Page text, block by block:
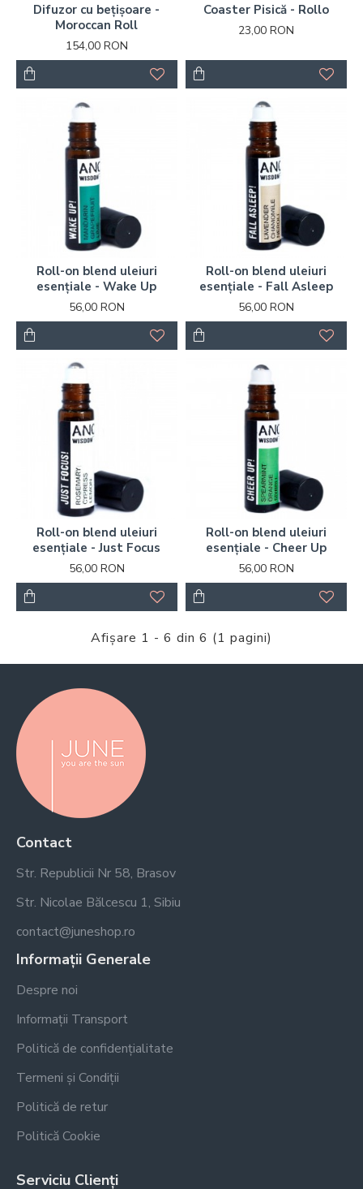
Difuzor cu bețișoare -
Moroccan Roll
154,00 RON
Coaster Pisică - Rollo
23,00 RON
Roll-on blend uleiuri
esențiale - Wake Up
56,00 RON
Roll-on blend uleiuri
esențiale - Fall Asleep
56,00 RON
Roll-on blend uleiuri
esențiale - Just Focus
56,00 RON
Roll-on blend uleiuri
esențiale - Cheer Up
56,00 RON
Afişare 1 - 6 din 6 (1 pagini)
Contact
Str. Republicii Nr 58, Brasov
Str. Nicolae Bălcescu 1, Sibiu
contact@juneshop.ro
Informații Generale
Despre noi
Informații Transport
Politică de confidențialitate
Termeni și Condiții
Politică de retur
Politică Cookie
Serviciu Clienți